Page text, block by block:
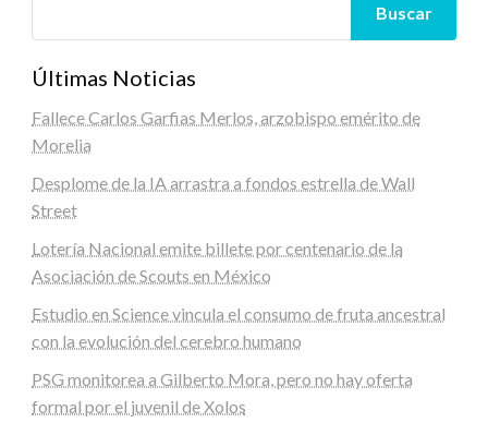
Buscar
Últimas Noticias
Fallece Carlos Garfias Merlos, arzobispo emérito de
Morelia
Desplome de la IA arrastra a fondos estrella de Wall
Street
Lotería Nacional emite billete por centenario de la
Asociación de Scouts en México
Estudio en Science vincula el consumo de fruta ancestral
con la evolución del cerebro humano
PSG monitorea a Gilberto Mora, pero no hay oferta
formal por el juvenil de Xolos